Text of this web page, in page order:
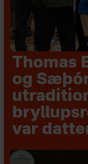
Thomas
og
var